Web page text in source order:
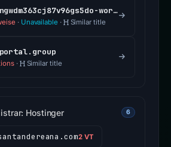
2yusq7ngwdm363cj87v96gs5do-workspacesharepoint.hbccontsr.com
· Unavailable · Similar title
· Similar title
Hostinger 6
2 VT